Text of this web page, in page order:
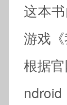
这本
游戏
根据